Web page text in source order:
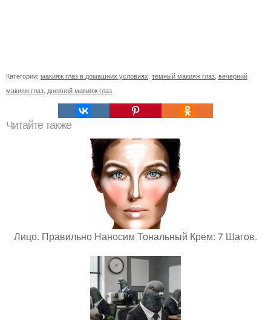
Категории: макияж глаз в домашних условиях, темный макияж глаз, вечерний
макияж глаз, дневной макияж глаз
Читайте также
Лицо. Правильно Наносим Тональный Крем: 7 Шагов.